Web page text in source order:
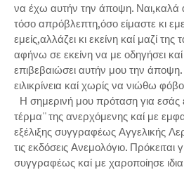
να έχω αυτήν την άποψη. Ναι,καλά
τόσο απρόβλεπτη,όσο είμαστε κι
εμείς,αλλάζει κι εκείνη καί μαζί
αφήνω σε εκείνη να με οδηγήσει
επιβεβαιώσει αυτήν μου την
ειλικρίνεια καί χωρίς να νιώθω
Η σημερινή μου πρόταση για εσάς
τέρμα'' της ανερχόμενης καί με
εξέλιξης συγγραφέως Αγγελικής
τις εκδόσεις Ανεμολόγιο. Πρόκειται
συγγραφέως καί με χαροποίησε